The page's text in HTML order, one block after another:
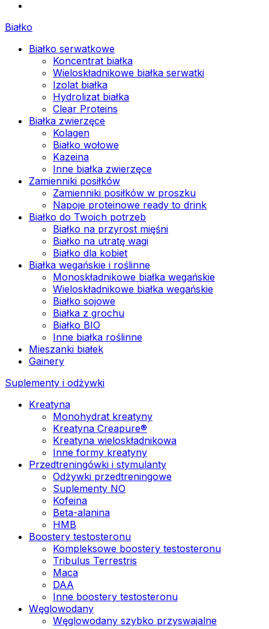
Białko
Białko serwatkowe
Koncentrat białka
Wieloskładnikowe białka serwatki
Izolat białka
Hydrolizat białka
Clear Proteins
Białka zwierzęce
Kolagen
Białko wołowe
Kazeina
Inne białka zwierzęce
Zamienniki posiłków
Zamienniki posiłków w proszku
Napoje proteinowe ready to drink
Białko do Twoich potrzeb
Białko na przyrost mięśni
Białko na utratę wagi
Białko dla kobiet
Białka wegańskie i roślinne
Monoskładnikowe białka wegańskie
Wieloskładnikowe białka wegańskie
Białko sojowe
Białka z grochu
Białko BIO
Inne białka roślinne
Mieszanki białek
Gainery
Suplementy i odżywki
Kreatyna
Monohydrat kreatyny
Kreatyna Creapure®
Kreatyna wieloskładnikowa
Inne formy kreatyny
Przedtreningówki i stymulanty
Odżywki przedtreningowe
Suplementy NO
Kofeina
Beta-alanina
HMB
Boostery testosteronu
Kompleksowe boostery testosteronu
Tribulus Terrestris
Maca
DAA
Inne boostery testosteronu
Węglowodany
Węglowodany szybko przyswajalne